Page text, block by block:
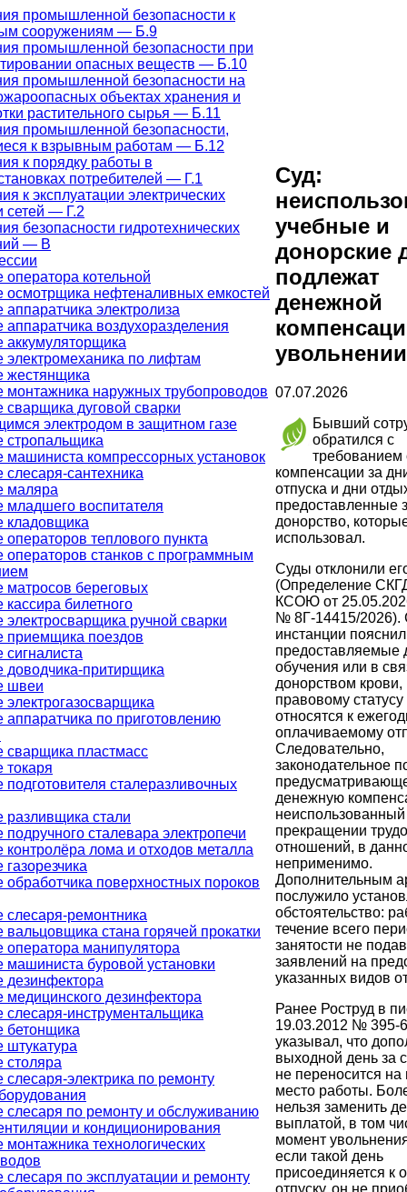
промышленной безопасности к
сооружениям — Б.9
промышленной безопасности при
опасных веществ — Б.10
промышленной безопасности на
объектах хранения и
растительного сырья — Б.11
промышленной безопасности,
к взрывным работам — Б.12
к порядку работы в
потребителей — Г.1
к эксплуатации электрических
сетей — Г.2
безопасности гидротехнических
— В
оператора котельной
осмотрщика нефтеналивных емкостей
электролиза
аппаратчика воздухоразделения
аккумуляторщика
электромеханика по лифтам
жестянщика
монтажника наружных трубопроводов
сварщика дуговой сварки
электродом в защитном газе
стропальщика
машиниста компрессорных установок
слесаря-сантехника
маляра
младшего воспитателя
кладовщика
теплового пункта
операторов станков с программным
матросов береговых
билетного
электросварщика ручной сварки
приемщика поездов
доводчика-притирщика
швеи
электрогазосварщика
аппаратчика по приготовлению
сварщика пластмасс
токаря
подготовителя сталеразливочных
разливщика стали
сталевара электропечи
контролёра лома и отходов металла
обработчика поверхностных пороков
слесаря-ремонтника
вальцовщика стана горячей прокатки
оператора манипулятора
машиниста буровой установки
дезинфектора
медицинского дезинфектора
слесаря-инструментальщика
бетонщика
штукатура
столяра
слесаря-электрика по ремонту
слесаря по ремонту и обслуживанию
и кондиционирования
монтажника технологических
слесаря по эксплуатации и ремонту
Суд:
учебные и
донорские
подлежат
денежной
увольнении
07.07.2026
Бывший
обратился с
требованием
компенсации за
отпуска и дни
предоставленные
донорство,
использовал.
Суды отклонили
(Определение
КСОЮ от
№ 8Г-14415/2026).
инстанции
предоставляемые
обучения или в
донорством
правовому статусу
относятся к
оплачиваемому
Следовательно,
законодательное
денежную
неиспользованный
прекращении
отношений, в
неприменимо.
Дополнительным
послужило
обстоятельство:
течение всего
занятости не
заявлений на
указанных видов
Ранее Роструд в
19.03.2012 № 395-
указывал, что
выходной день за
не переносится на
место работы.
нельзя заменить
выплатой, в том
момент
если такой день
присоединяется к
отпуску, он не